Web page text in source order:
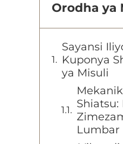
Orodha ya
Sayansi
Kuponya
ya Misuli
Shiatsu:
Lumbar